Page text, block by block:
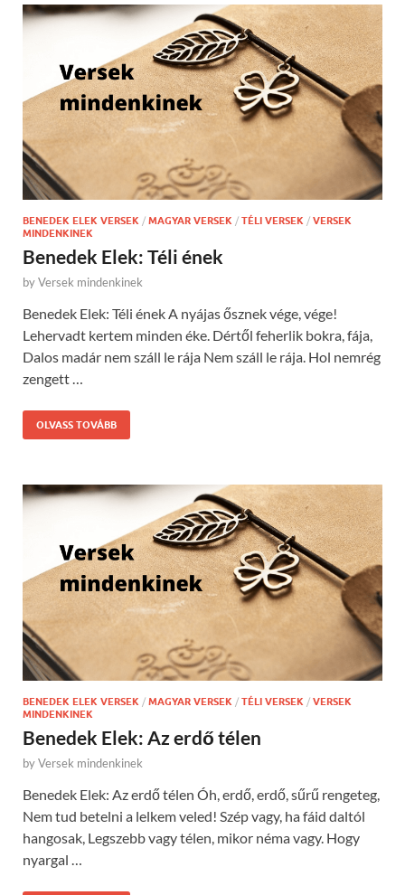
BENEDEK ELEK VERSEK / MAGYAR VERSEK / TÉLI VERSEK / VERSEK
MINDENKINEK
Benedek Elek: Téli ének
byVersek mindenkinek
Benedek Elek: Téli ének A nyájas ősznek vége, vége!
Lehervadt kertem minden éke. Dértől feherlik bokra, fája,
Dalos madár nem száll le rája Nem száll le rája. Hol nemrég
zengett …
OLVASS TOVÁBB
BENEDEK ELEK VERSEK / MAGYAR VERSEK / TÉLI VERSEK / VERSEK
MINDENKINEK
Benedek Elek: Az erdő télen
byVersek mindenkinek
Benedek Elek: Az erdő télen Óh, erdő, erdő, sűrű rengeteg,
Nem tud betelni a lelkem veled! Szép vagy, ha fáid daltól
hangosak, Legszebb vagy télen, mikor néma vagy. Hogy
nyargal …